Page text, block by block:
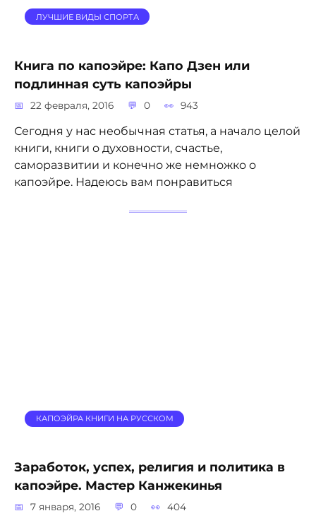
ЛУЧШИЕ ВИДЫ СПОРТА
Книга по капоэйре: Капо Дзен или
подлинная суть капоэйры
22 февраля, 2016 0 943
Сегодня у нас необычная статья, а начало целой
книги, книги о духовности, счастье,
саморазвитии и конечно же немножко о
капоэйре. Надеюсь вам понравиться
КАПОЭЙРА КНИГИ НА РУССКОМ
Заработок, успех, религия и политика в
капоэйре. Мастер Канжекинья
7 января, 2016 0 404